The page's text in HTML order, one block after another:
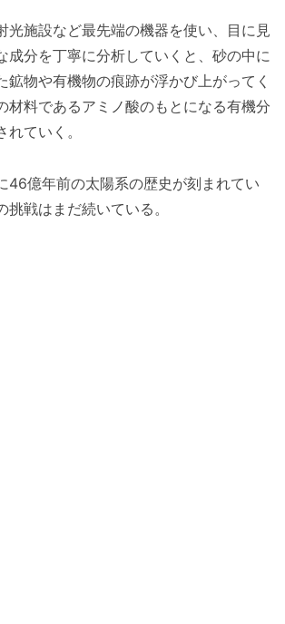
光施設など最先端の機器を使い、目に見
成分を丁寧に分析していくと、砂の中に
鉱物や有機物の痕跡が浮かび上がってく
材料であるアミノ酸のもとになる有機分
ていく。
46億年前の太陽系の歴史が刻まれてい
挑戦はまだ続いている。